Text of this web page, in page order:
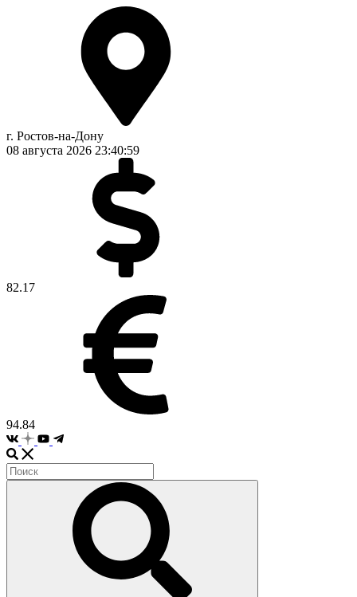
г. Ростов-на-Дону
08 августа 2026 23:41:00
82.17
94.84